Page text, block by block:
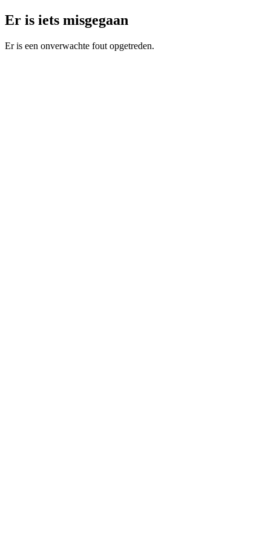
Er is iets misgegaan
Er is een onverwachte fout opgetreden.